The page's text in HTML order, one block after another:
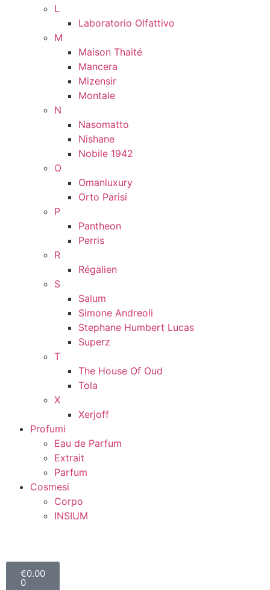
L
Laboratorio Olfattivo
M
Maison Thaité
Mancera
Mizensir
Montale
N
Nasomatto
Nishane
Nobile 1942
O
Omanluxury
Orto Parisi
P
Pantheon
Perris
R
Régalien
S
Salum
Simone Andreoli
Stephane Humbert Lucas
Superz
T
The House Of Oud
Tola
X
Xerjoff
Profumi
Eau de Parfum
Extrait
Parfum
Cosmesi
Corpo
INSIUM
€0.00
0